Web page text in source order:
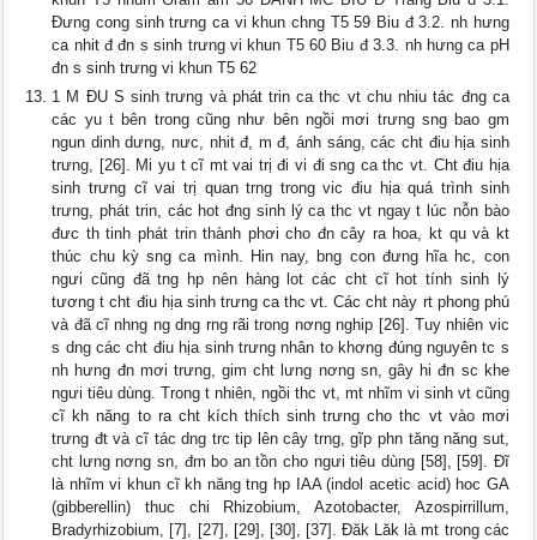
Đưng cong sinh trưng ca vi khun chng T5 59 Biu đ 3.2. nh hưng
ca nhit đ đn s sinh trưng vi khun T5 60 Biu đ 3.3. nh hưng ca pH
đn s sinh trưng vi khun T5 62
1 M ĐU S sinh trưng và phát trin ca thc vt chu nhiu tác đng ca
các yu t bên trong cũng như bên ngồi mơi trưng sng bao gm
ngun dinh dưng, nưc, nhit đ, m đ, ánh sáng, các cht điu hịa sinh
trưng, [26]. Mi yu t cĩ mt vai trị đi vi đi sng ca thc vt. Cht điu hịa
sinh trưng cĩ vai trị quan trng trong vic điu hịa quá trình sinh
trưng, phát trin, các hot đng sinh lý ca thc vt ngay t lúc nỗn bào
đưc th tinh phát trin thành phơi cho đn cây ra hoa, kt qu và kt
thúc chu kỳ sng ca mình. Hin nay, bng con đưng hĩa hc, con
ngưi cũng đã tng hp nên hàng lot các cht cĩ hot tính sinh lý
tương t cht điu hịa sinh trưng ca thc vt. Các cht này rt phong phú
và đã cĩ nhng ng dng rng rãi trong nơng nghip [26]. Tuy nhiên vic
s dng các cht điu hịa sinh trưng nhân to khơng đúng nguyên tc s
nh hưng đn mơi trưng, gim cht lưng nơng sn, gây hi đn sc khe
ngưi tiêu dùng. Trong t nhiên, ngồi thc vt, mt nhĩm vi sinh vt cũng
cĩ kh năng to ra cht kích thích sinh trưng cho thc vt vào mơi
trưng đt và cĩ tác dng trc tip lên cây trng, gĩp phn tăng năng sut,
cht lưng nơng sn, đm bo an tồn cho ngưi tiêu dùng [58], [59]. Đĩ
là nhĩm vi khun cĩ kh năng tng hp IAA (indol acetic acid) hoc GA
(gibberellin) thuc chi Rhizobium, Azotobacter, Azospirrillum,
Bradyrhizobium, [7], [27], [29], [30], [37]. Đăk Lăk là mt trong các